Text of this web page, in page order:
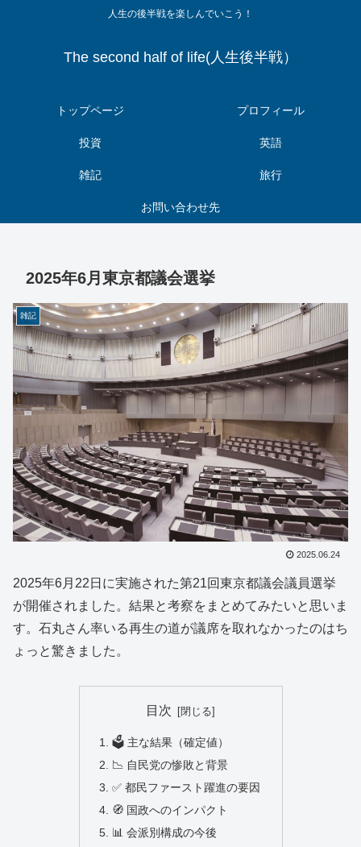
人生の後半戦を楽しんでいこう！
The second half of life(人生後半戦）
トップページ プロフィール
投資 英語
雑記 旅行
お問い合わせ先
2025年6月東京都議会選挙
雑記
2025.06.24
2025年6月22日に実施された第21回東京都議会議員選挙
が開催されました。結果と考察をまとめてみたいと思いま
す。石丸さん率いる再生の道が議席を取れなかったのはち
ょっと驚きました。
目次
🗳️ 主な結果（確定値）
📉 自民党の惨敗と背景
✅ 都民ファースト躍進の要因
🧭 国政へのインパクト
📊 会派別構成の今後